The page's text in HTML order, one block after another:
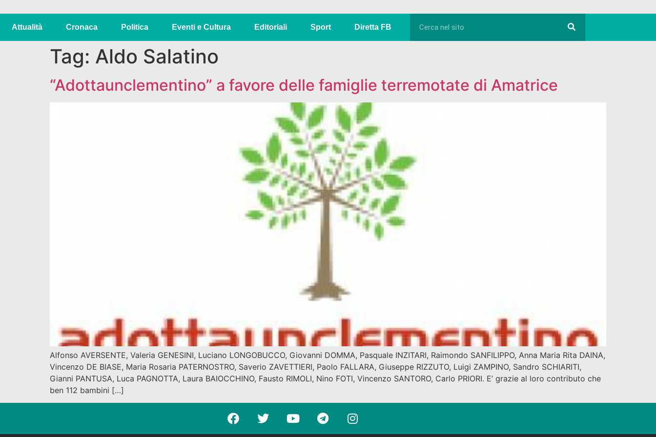
Attualità Cronaca Politica Eventi e Cultura Editoriali Sport Diretta FB
Tag: Aldo Salatino
“Adottaunclementino” a favore delle famiglie terremotate di Amatrice
Alfonso AVERSENTE, Valeria GENESINI, Luciano LONGOBUCCO, Giovanni DOMMA, Pasquale INZITARI, Raimondo SANFILIPPO, Anna Maria Rita DAINA,
Vincenzo DE BIASE, Maria Rosaria PATERNOSTRO, Saverio ZAVETTIERI, Paolo FALLARA, Giuseppe RIZZUTO, Luigi ZAMPINO, Sandro SCHIARITI,
Gianni PANTUSA, Luca PAGNOTTA, Laura BAIOCCHINO, Fausto RIMOLI, Nino FOTI, Vincenzo SANTORO, Carlo PRIORI. E’ grazie al loro contributo che
ben 112 bambini […]